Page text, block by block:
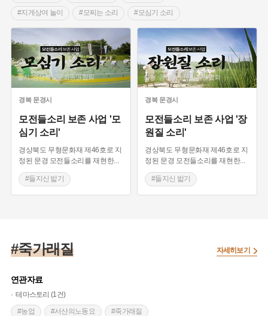
#고구마 #김마리아 #바위설화 #인천
#강진 #블루리본 #전설 #조선시대 문신
#여성 독립운동가 #지역의 설화 #어린이역사콘텐츠
#내시 #내성 #먼우금 #징채 #제주도설화 #영산강
#대한민국임시정부 #강서구 #마을 #종로구 #노원구
#부산 #용인의 전설
#경기도설화 #남자현 #한의학 #동화 #임시의정원
#황해도 #산성 #공예품 #영산포
#지게상여 놀이 #모찌는 소리 #모심기 소리
#방천다지는 소리 #장원질 소리 #농요
#경북 문경
출처 :경상북도문화원연합회
경북 문경시
모전들소리 보존 사업 '모
심기 소리'
경상북도 무형문화재 제46호로 지
정된 문경 모전들소리를 재현한...
#들지신 밟기
#가래질 소리 #타작소리
#모심기 소리
#장원질 소리
#경북 문경
출처 :경상북도문화원연합회
경북 문경시
모전들소리 보존 사업 '장
원질 소리'
경상북도 무형문화재 제46호로 지
정된 문경 모전들소리를 재현한...
#들지신 밟기
#가래질 소리 #타작소리
#죽가래질
연관자료
테마스토리 (1건)
#농업
#서산의노동요 #죽가래질
자세히보기